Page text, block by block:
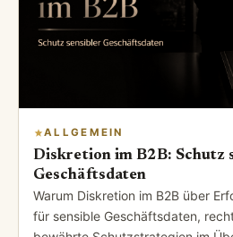
ALLGEMEIN
Diskretion im B2B: Schutz
Geschäftsdaten
Warum Diskretion im B2B über
für sensible Geschäftsdaten,